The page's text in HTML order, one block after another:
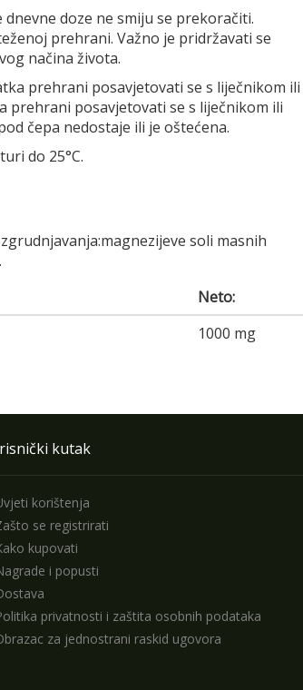
doze ne smiju se prekoračiti.
prehrani. Važno je pridržavati se
načina života.
prehrani posavjetovati se s liječnikom ili
prehrani posavjetovati se s liječnikom ili
čepa nedostaje ili je oštećena.
do 25°C.
soli masnih
Neto:
1000 mg
kutak
korištenja
se registrirati
kupovati
i popusti
privatnosti i zaštita osobnih podataka
za jednostrani raskid ugovora